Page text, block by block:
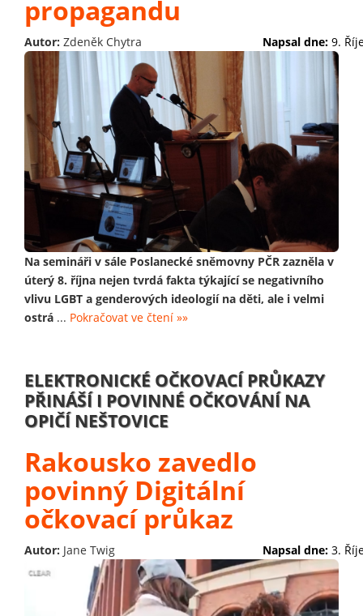
propagandu
Autor: Zdeněk Chytra Napsal dne: 9.
Na semináři v sále Poslanecké sněmovny PČR zazněla v
úterý 8. října nejen tvrdá fakta týkající se negativního
vlivu LGBT a genderových ideologií na děti, ale i velmi
ostrá ... Pokračovat ve čtení »»
ELEKTRONICKÉ OČKOVACÍ PRŮKAZY
PŘINÁŠÍ I POVINNÉ OČKOVÁNÍ NA
OPIČÍ NEŠTOVICE
Rakousko zavedlo
povinný Digitální
očkovací průkaz
Autor: Jane Twig Napsal dne: 3.